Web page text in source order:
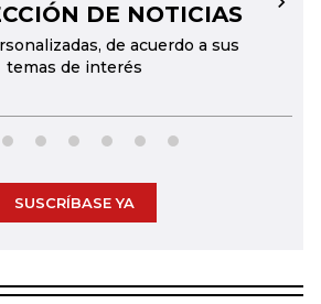
DE NOTICIAS
de acuerdo a sus
temas de interés
→
SUSCRÍBASE YA